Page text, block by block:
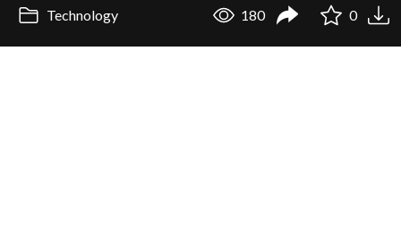
Technology 180 0